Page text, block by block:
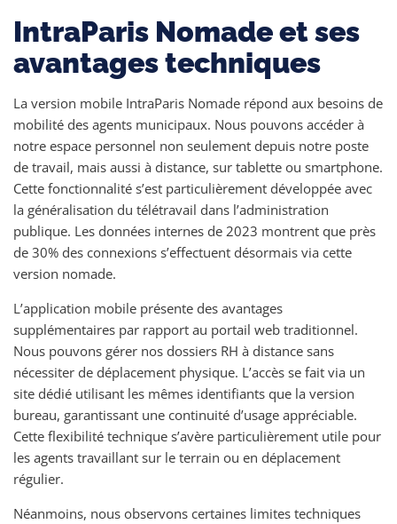
IntraParis Nomade et ses
avantages techniques
La version mobile IntraParis Nomade répond aux besoins de
mobilité des agents municipaux. Nous pouvons accéder à
notre espace personnel non seulement depuis notre poste
de travail, mais aussi à distance, sur tablette ou smartphone.
Cette fonctionnalité s’est particulièrement développée avec
la généralisation du télétravail dans l’administration
publique. Les données internes de 2023 montrent que près
de 30% des connexions s’effectuent désormais via cette
version nomade.
L’application mobile présente des avantages
supplémentaires par rapport au portail web traditionnel.
Nous pouvons gérer nos dossiers RH à distance sans
nécessiter de déplacement physique. L’accès se fait via un
site dédié utilisant les mêmes identifiants que la version
bureau, garantissant une continuité d’usage appréciable.
Cette flexibilité technique s’avère particulièrement utile pour
les agents travaillant sur le terrain ou en déplacement
régulier.
Néanmoins, nous observons certaines limites techniques